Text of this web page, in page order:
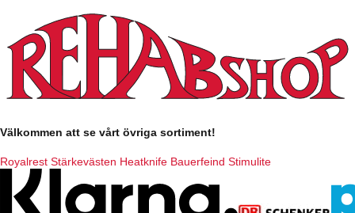
Välkommen att se vårt övriga sortiment!
Royalrest Stärkevästen Heatknife Bauerfeind Stimulite